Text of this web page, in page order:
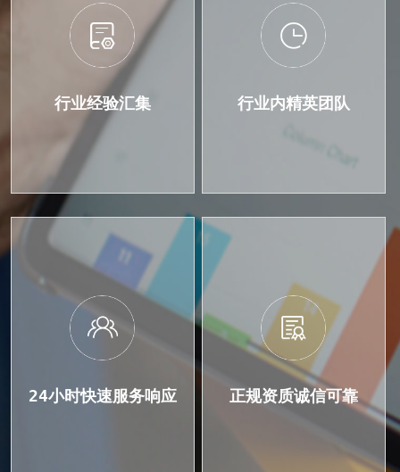
行业经验汇集 行业内精英团队
24小时快速服务响应 正规资质诚信可靠